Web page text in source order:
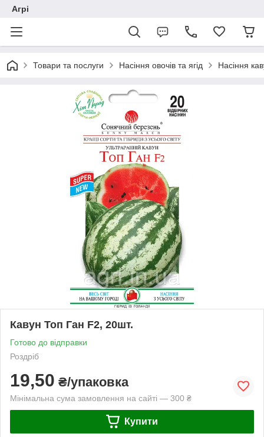
Агрі
Товари та послуги Насіння овочів та ягід Насіння
Кавун Топ Ган F2, 20шт.
Готово до відправки
Роздріб
19,50 ₴/упаковка
Мінімальна сума замовлення на сайті — 300 ₴
Купити